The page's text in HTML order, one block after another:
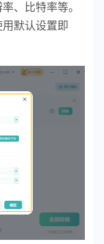
、比特率等。
默认设置即